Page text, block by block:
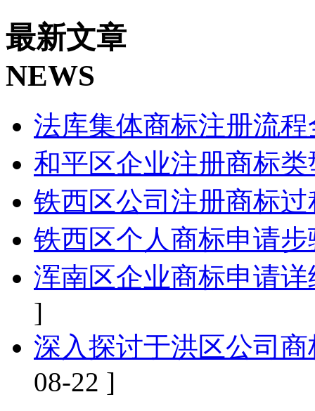
最新文章
NEWS
法库集体商标注册流
和平区企业注册商标
铁西区公司注册商标
铁西区个人商标申请
浑南区企业商标申请
]
深入探讨于洪区公司
08-22 ]